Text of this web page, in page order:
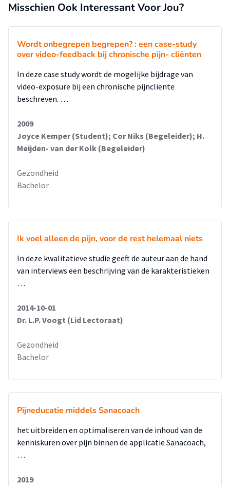
Misschien Ook Interessant Voor Jou?
Wordt onbegrepen begrepen? : een case-study
over video-feedback bij chronische pijn- cliënten
In deze case study wordt de mogelijke bijdrage van
video-exposure bij een chronische pijncliënte
beschreven. …
2009
Joyce Kemper (Student); Cor Niks (Begeleider); H.
Meijden- van der Kolk (Begeleider)
Gezondheid
Bachelor
Ik voel alleen de pijn, voor de rest helemaal niets
In deze kwalitatieve studie geeft de auteur aan de hand
van interviews een beschrijving van de karakteristieken
…
2014-10-01
Dr. L.P. Voogt (Lid Lectoraat)
Gezondheid
Bachelor
Pijneducatie middels Sanacoach
het uitbreiden en optimaliseren van de inhoud van de
kenniskuren over pijn binnen de applicatie Sanacoach,
…
2019